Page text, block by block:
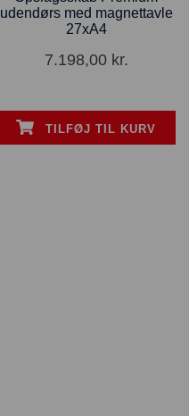
udendørs med magnettavle
27xA4
7.198,00 kr.
TILFØJ TIL KURV